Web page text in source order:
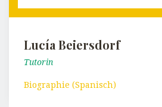
Lucía Beiersdorf
Tutorin
Biographie (Spanisch)